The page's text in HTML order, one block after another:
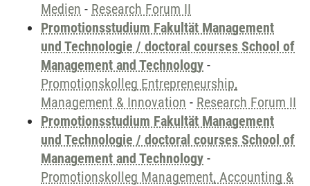
Medien - Research Forum II
Promotionsstudium Fakultät Management
und Technologie / doctoral courses School of
Management and Technology -
Promotionskolleg Entrepreneurship,
Management & Innovation - Research Forum II
Promotionsstudium Fakultät Management
und Technologie / doctoral courses School of
Management and Technology -
Promotionskolleg Management, Accounting &